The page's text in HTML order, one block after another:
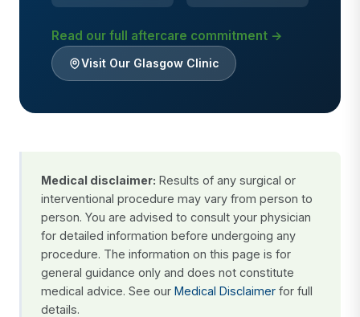
Read our full aftercare commitment →
Visit Our Glasgow Clinic
Medical disclaimer: Results of any surgical or
interventional procedure may vary from person to
person. You are advised to consult your physician
for detailed information before undergoing any
procedure. The information on this page is for
general guidance only and does not constitute
medical advice. See our Medical Disclaimer for full
details.